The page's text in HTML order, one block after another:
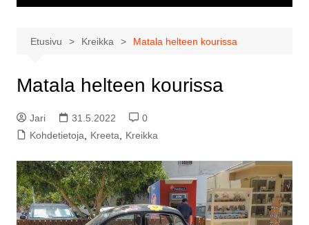
Etusivu Kreikka Matala helteen kourissa
Matala helteen kourissa
Jari 31.5.2022
0
Kohdetietoja
Kreeta Kreikka